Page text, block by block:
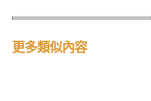
更多類似內容